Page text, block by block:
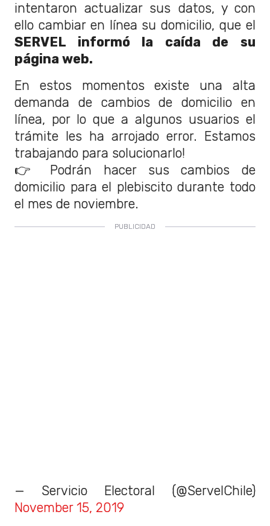
intentaron actualizar sus datos, y con
ello cambiar en línea su domicilio, que el
SERVEL informó la caída de su
página web.
En estos momentos existe una alta
demanda de cambios de domicilio en
línea, por lo que a algunos usuarios el
trámite les ha arrojado error. Estamos
trabajando para solucionarlo!
👉 Podrán hacer sus cambios de
domicilio para el plebiscito durante todo
el mes de noviembre.
— Servicio Electoral (@ServelChile)
November 15, 2019